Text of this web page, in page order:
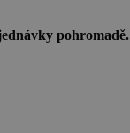
pohromadě.